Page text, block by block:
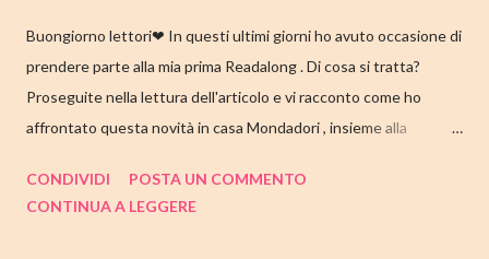
Buongiorno lettori❤ In questi ultimi giorni ho avuto occasione di
prendere parte alla mia prima Readalong . Di cosa si tratta?
Proseguite nella lettura dell'articolo e vi racconto come ho
affrontato questa novità in casa Mondadori , insieme alla
ringraziamenti. Nell'articolo di seguito parliamo quindi di " I nostri
CONDIVIDI
POSTA UN COMMENTO
CONTINUA A LEGGERE